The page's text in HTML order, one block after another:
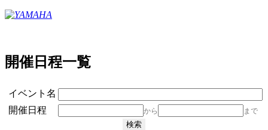
開催日程一覧
イベント名
開催日程
から まで